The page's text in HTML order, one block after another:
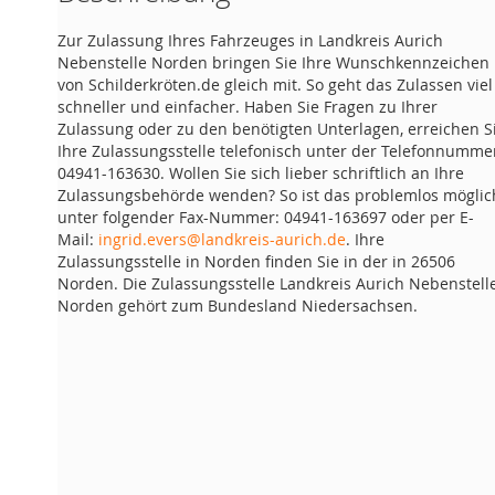
Zur Zulassung Ihres Fahrzeuges in Landkreis Aurich
Nebenstelle Norden bringen Sie Ihre Wunschkennzeichen
von Schilderkröten.de gleich mit. So geht das Zulassen viel
schneller und einfacher. Haben Sie Fragen zu Ihrer
Zulassung oder zu den benötigten Unterlagen, erreichen
Ihre Zulassungsstelle telefonisch unter der
04941-163630. Wollen Sie sich lieber schriftlich an Ihre
Zulassungsbehörde wenden? So ist das problemlos
unter folgender Fax-Nummer: 04941-163697 oder per E-
Mail: ingrid.evers@landkreis-aurich.de. Ihre
Zulassungsstelle in Norden finden Sie in der in 26506
Norden. Die Zulassungsstelle Landkreis Aurich
Norden gehört zum Bundesland Niedersachsen.